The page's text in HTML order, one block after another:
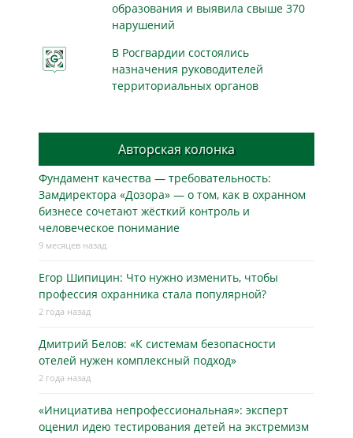
образования и выявила свыше 370
нарушений
В Росгвардии состоялись
назначения руководителей
территориальных органов
Авторская колонка
Фундамент качества — требовательность:
Замдиректора «Дозора» — о том, как в охранном
бизнесe сочетают жёсткий контроль и
человеческое понимание
9 месяцев назад
Егор Шипицин: Что нужно изменить, чтобы
профессия охранника стала популярной?
2 года назад
Дмитрий Белов: «К системам безопасности
отелей нужен комплексный подход»
2 года назад
«Инициатива непрофессиональная»: эксперт
оценил идею тестирования детей на экстремизм